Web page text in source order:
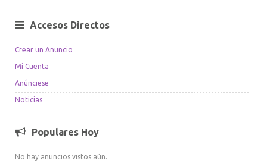
Accesos Directos
Crear un Anuncio
Mi Cuenta
Anúnciese
Noticias
Populares Hoy
No hay anuncios vistos aún.